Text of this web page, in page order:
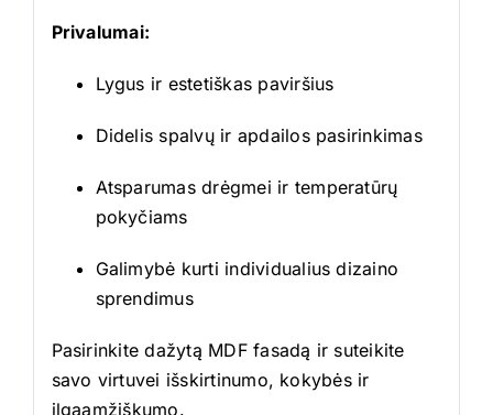
Privalumai:
Lygus ir estetiškas paviršius
Didelis spalvų ir apdailos pasirinkimas
Atsparumas drėgmei ir temperatūrų
pokyčiams
Galimybė kurti individualius dizaino
sprendimus
Pasirinkite dažytą MDF fasadą ir suteikite
savo virtuvei išskirtinumo, kokybės ir
ilgaamžiškumo.